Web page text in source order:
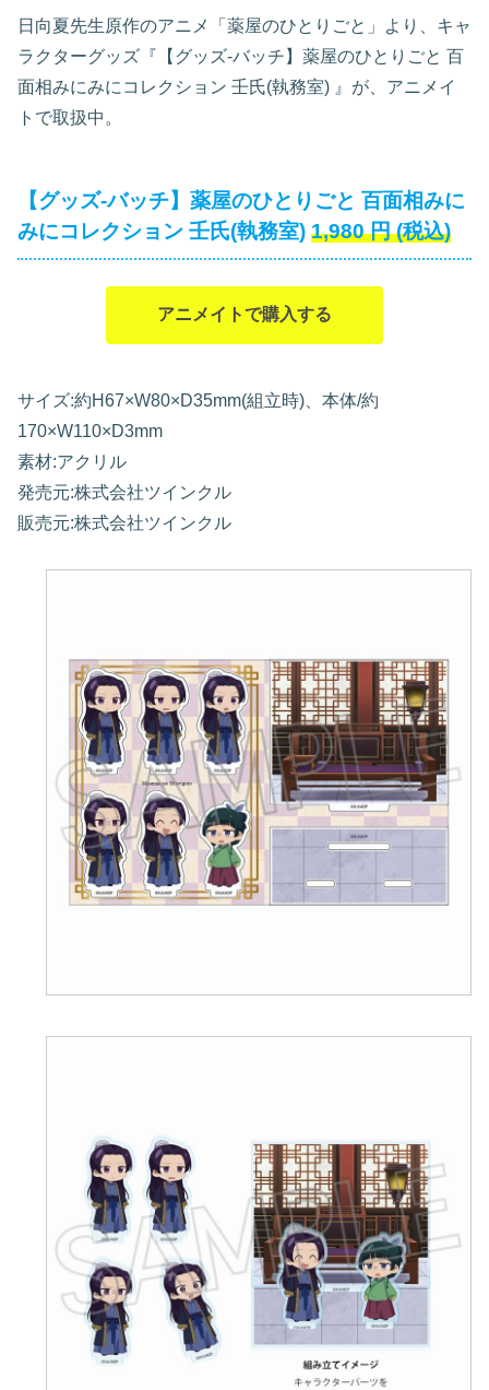
日向夏先生原作のアニメ「薬屋のひとりごと」より、キャ
ラクターグッズ『【グッズ-バッチ】薬屋のひとりごと 百
面相みにみにコレクション 壬氏(執務室) 』が、アニメイ
トで取扱中。
【グッズ-バッチ】薬屋のひとりごと 百面相みに
みにコレクション 壬氏(執務室) 1,980 円 (税込)
アニメイトで購入する
サイズ:約H67×W80×D35mm(組立時)、本体/約
170×W110×D3mm
素材:アクリル
発売元:株式会社ツインクル
販売元:株式会社ツインクル